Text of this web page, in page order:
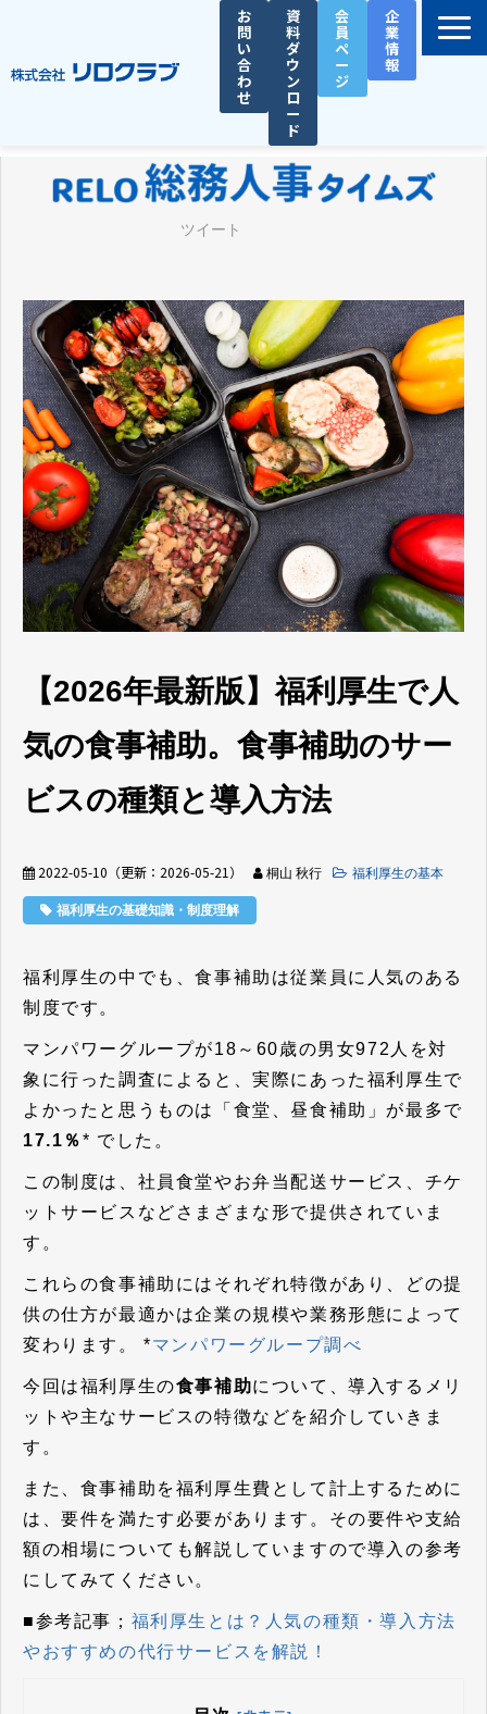
お
問
い
合
わ
せ
資
料
ダ
ウ
ン
ロ
ー
ド
会
員
ペ
ー
ジ
企
業
情
報
選ばれる理由
サービス一覧
お役立ち資料
セミナー
総務人事タイムズ
ツイート
【2026年最新版】福利厚生で人
気の食事補助。食事補助のサー
ビスの種類と導入方法
2022-05-10 （更新： 2026-05-21 ） 桐山 秋行 福利厚生の基本
福利厚生の基礎知識・制度理解
福利厚生の中でも、食事補助は従業員に人気のある
制度です。
マンパワーグループが18～60歳の男女972人を対
象に行った調査によると、実際にあった福利厚生で
よかったと思うものは「食堂、昼食補助」が最多で
17.1％ * でした。
この制度は、社員食堂やお弁当配送サービス、チケ
ットサービスなどさまざまな形で提供されていま
す。
これらの食事補助にはそれぞれ特徴があり、どの提
供の仕方が最適かは企業の規模や業務形態によって
変わります。 *マンパワーグループ調べ
今回は福利厚生の食事補助について、導入するメリ
ットや主なサービスの特徴などを紹介していきま
す。
また、食事補助を福利厚生費として計上するために
は、要件を満たす必要があります。その要件や支給
額の相場についても解説していますので導入の参考
にしてみてください。
■参考記事； 福利厚生とは？人気の種類・導入方法
やおすすめの代行サービスを解説！